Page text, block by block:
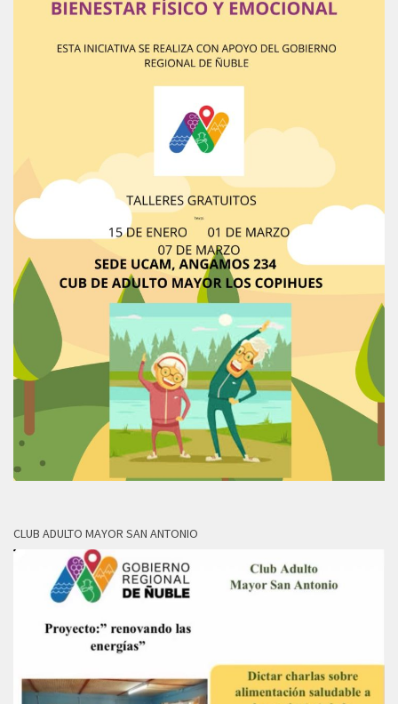
CLUB ADULTO MAYOR SAN ANTONIO